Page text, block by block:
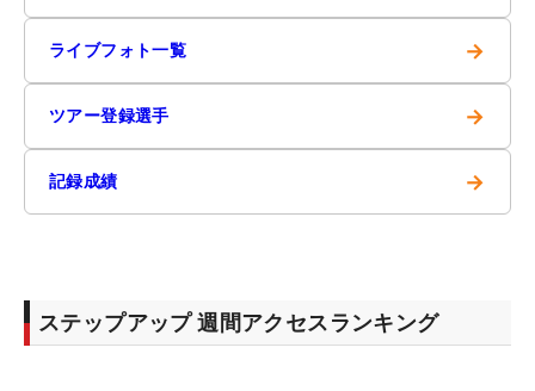
ライブフォト一覧 →
ツアー登録選手 →
記録成績 →
ステップアップ 週間アクセスランキング